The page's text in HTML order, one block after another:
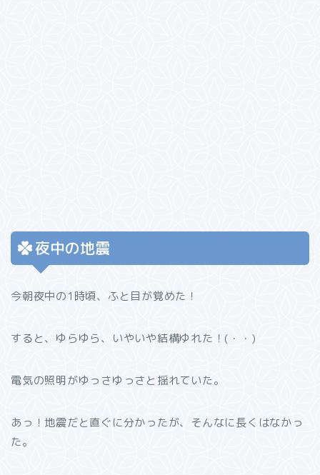
夜中の地震
今朝夜中の1時頃、ふと目が覚めた！
すると、ゆらゆら、いやいや結構ゆれた！(・・)
電気の照明がゆっさゆっさと揺れていた。
あっ！地震だと直ぐに分かったが、そんなに長くはなかっ
た。